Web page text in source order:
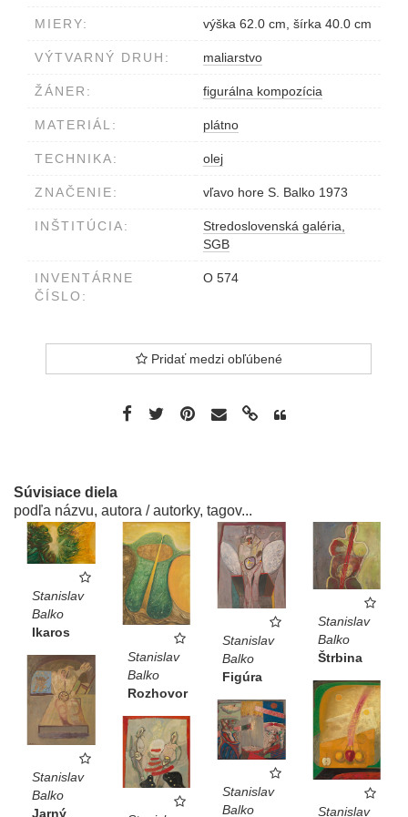
MIERY: výška 62.0 cm, šírka 40.0 cm
VÝTVARNÝ DRUH: maliarstvo
ŽÁNER: figurálna kompozícia
MATERIÁL: plátno
TECHNIKA: olej
ZNAČENIE: vľavo hore S. Balko 1973
INŠTITÚCIA:
Stredoslovenská galéria,
SGB
INVENTÁRNE
ČÍSLO:
O 574
Pridať medzi obľúbené
Súvisiace diela
podľa názvu, autora / autorky, tagov...
Stanislav
Balko
Ikaros
Stanislav
Balko
Rozhovor
Stanislav
Balko
Figúra
Stanislav
Balko
Štrbina
Stanislav
Balko
Jarný
Stanislav
Stanislav
Balko